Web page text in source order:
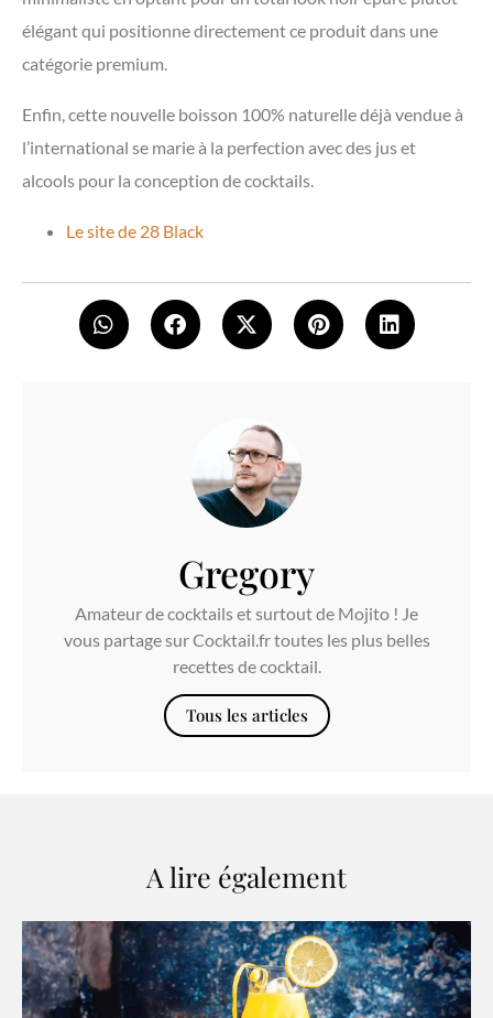
élégant qui positionne directement ce produit dans une
catégorie premium.
Enfin, cette nouvelle boisson 100% naturelle déjà vendue à
l’international se marie à la perfection avec des jus et
alcools pour la conception de cocktails.
Le site de 28 Black
Gregory
Amateur de cocktails et surtout de Mojito ! Je
vous partage sur Cocktail.fr toutes les plus belles
recettes de cocktail.
Tous les articles
A lire également